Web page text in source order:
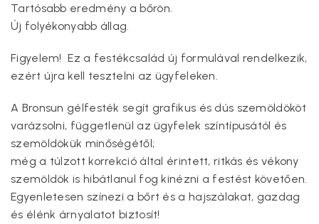
Tartósabb eredmény a bőrön.
Új folyékonyabb állag.
Figyelem! Ez a festékcsalád új formulával rendelkezik,
ezért újra kell tesztelni az ügyfeleken.
A Bronsun gélfesték segít grafikus és dús szemöldököt
varázsolni, függetlenül az ügyfelek színtípusától és
szemöldökük minőségétől;
még a túlzott korrekció által érintett, ritkás és vékony
szemöldök is hibátlanul fog kinézni a festést követően.
Egyenletesen színezi a bőrt és a hajszálakat, gazdag
és élénk árnyalatot biztosít!